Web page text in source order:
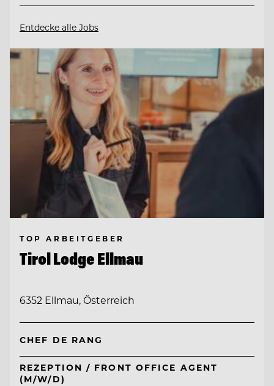
Entdecke alle Jobs
TOP ARBEITGEBER
Tirol Lodge Ellmau
6352 Ellmau, Österreich
CHEF DE RANG
REZEPTION / FRONT OFFICE AGENT
(M/W/D)